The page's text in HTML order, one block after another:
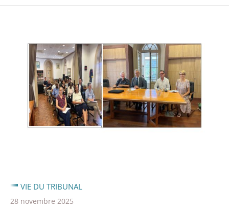
VIE DU TRIBUNAL
28 novembre 2025